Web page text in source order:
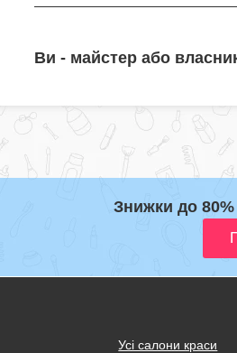
Ви - майстер або власник
Знижки до 80%
Усі салони краси